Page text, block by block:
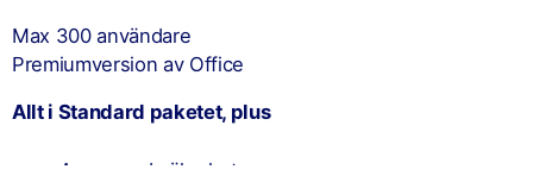
Max 300 användare
Premiumversion av Office
Allt i Standard paketet, plus
Avancerad säkerhet